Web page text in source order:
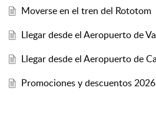
Moverse en el tren del Rototom
Llegar desde el Aeropuerto de
Llegar desde el Aeropuerto de
Promociones y descuentos 2026